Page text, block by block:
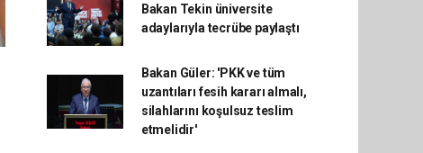
Bakan Tekin üniversite
adaylarıyla tecrübe paylaştı
Bakan Güler: 'PKK ve tüm
uzantıları fesih kararı almalı,
silahlarını koşulsuz teslim
etmelidir'